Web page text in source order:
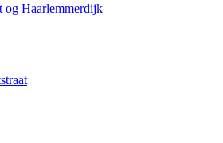
og Haarlemmerdijk